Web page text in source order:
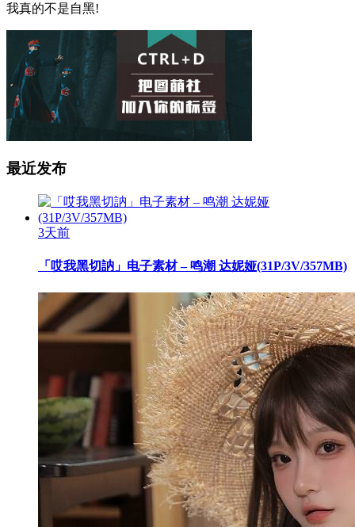
我真的不是自黑!
最近发布
3天前
「哎我黑切訥」电子素材 – 鸣潮 达妮娅(31P/3V/357MB)